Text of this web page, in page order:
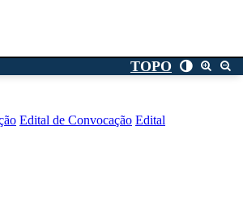
TOPO
Edital de Convocação Edital